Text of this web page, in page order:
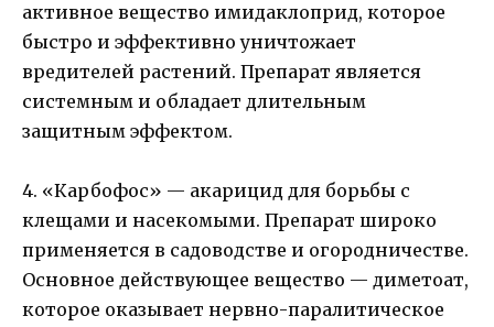
активное вещество имидаклоприд, которое
быстро и эффективно уничтожает
вредителей растений. Препарат является
системным и обладает длительным
защитным эффектом.
4. «Карбофос» — акарицид для борьбы с
клещами и насекомыми. Препарат широко
применяется в садоводстве и огородничестве.
Основное действующее вещество — диметоат,
которое оказывает нервно-паралитическое